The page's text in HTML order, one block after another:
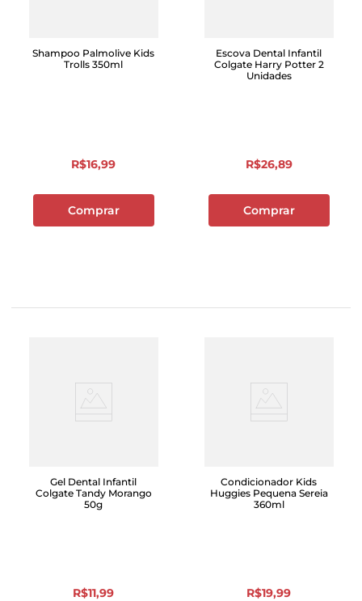
Shampoo Palmolive Kids
Trolls 350ml
R$16,99
Comprar
Escova Dental Infantil
Colgate Harry Potter 2
Unidades
R$26,89
Comprar
Gel Dental Infantil
Colgate Tandy Morango
50g
R$11,99
Condicionador Kids
Huggies Pequena Sereia
360ml
R$19,99